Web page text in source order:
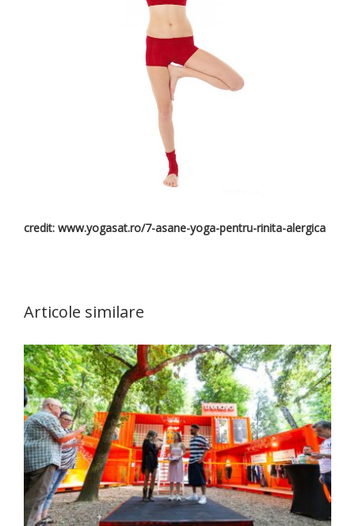
credit: www.yogasat.ro/7-asane-yoga-pentru-rinita-alergica
Articole similare